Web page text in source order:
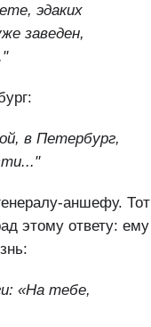
эдаких
заведен,
в Петербург,
аншефу. Тот
этому ответу: ему
«На тебе,